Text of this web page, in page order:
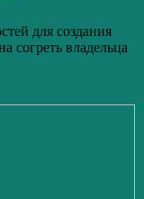
для создания
согреть владельца